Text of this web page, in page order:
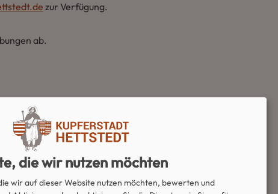
zur Verfügung.
ab.
die wir nutzen möchten
wir auf dieser Website nutzen möchten, bewerten und